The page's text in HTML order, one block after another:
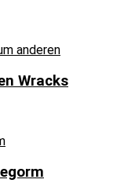
Wracks